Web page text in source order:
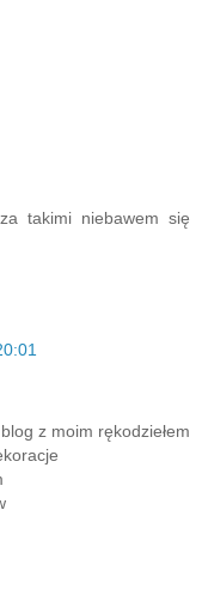
takimi niebawem się
z moim rękodziełem